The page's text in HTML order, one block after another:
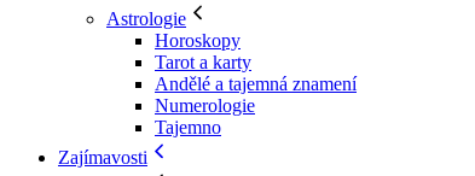
Astrologie
Horoskopy
Tarot a karty
Andělé a tajemná znamení
Numerologie
Tajemno
Zajímavosti